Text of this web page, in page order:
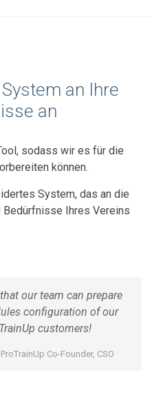
an Ihre
an
sodass wir es für die
können.
System, das an die
Bedürfnisse Ihres Vereins
our team can prepare
configuration of our
customers!
Co-Founder, CSO